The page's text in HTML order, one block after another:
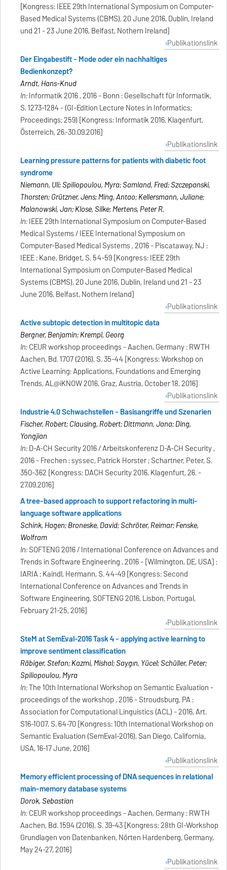
[Kongress: IEEE 29th International Symposium on Computer-
Based Medical Systems (CBMS), 20 June 2016, Dublin, Ireland
und 21 - 23 June 2016, Belfast, Nothern Ireland]
Publikationslink
Der Eingabestift - Mode oder ein nachhaltiges
Bedienkonzept?
Arndt, Hans-Knud
In:Informatik 2016 , 2016 - Bonn : Gesellschaft für Informatik,
S. 1273-1284 - (GI-Edition Lecture Notes in Informatics;
Proceedings; 259) [Kongress: Informatik 2016, Klagenfurt,
Österreich, 26.-30.09.2016]
Publikationslink
Learning pressure patterns for patients with diabetic foot
syndrome
Niemann, Uli; Spiliopoulou, Myra; Samland, Fred; Szczepanski,
Thorsten; Grützner, Jens; Ming, Antao; Kellersmann, Juliane;
Malanowski, Jan; Klose, Silke; Mertens, Peter R.
In:IEEE 29th International Symposium on Computer-Based
Medical Systems / IEEE International Symposium on
Computer-Based Medical Systems , 2016 - Piscataway, NJ :
IEEE ; Kane, Bridget, S. 54-59 [Kongress: IEEE 29th
International Symposium on Computer-Based Medical
Systems (CBMS), 20 June 2016, Dublin, Ireland und 21 - 23
June 2016, Belfast, Nothern Ireland]
Publikationslink
Active subtopic detection in multitopic data
Bergner, Benjamin; Krempl, Georg
In:CEUR workshop proceedings - Aachen, Germany : RWTH
Aachen, Bd. 1707 (2016), S. 35-44 [Kongress: Workshop on
Active Learning: Applications, Foundations and Emerging
Trends, AL@iKNOW 2016, Graz, Austria, October 18, 2016]
Publikationslink
Industrie 4.0 Schwachstellen - Basisangriffe und Szenarien
Fischer, Robert; Clausing, Robert; Dittmann, Jana; Ding,
Yongjian
In:D-A-CH Security 2016 / Arbeitskonferenz D-A-CH Security ,
2016 - Frechen : syssec, Patrick Horster ; Schartner, Peter, S.
350-362 [Kongress: DACH Security 2016, Klagenfurt, 26. -
27.09.2016]
A tree-based approach to support refactoring in multi-
language software applications
Schink, Hagen; Broneske, David; Schröter, Reimar; Fenske,
Wolfram
In:SOFTENG 2016 / International Conference on Advances and
Trends in Software Engineering , 2016 - [Wilmington, DE, USA] :
IARIA ; Kaindl, Hermann, S. 44-49 [Kongress: Second
International Conference on Advances and Trends in
Software Engineering, SOFTENG 2016, Lisbon, Portugal,
February 21-25, 2016]
Publikationslink
SteM at SemEval-2016 Task 4 - applying active learning to
improve sentiment classification
Räbiger, Stefan; Kazmi, Mishal; Saygın, Yücel; Schüller, Peter;
Spiliopoulou, Myra
In:The 10th International Workshop on Semantic Evaluation -
proceedings of the workshop , 2016 - Stroudsburg, PA :
Association for Computational Linguistics (ACL) - 2016, Art.
S16-1007, S. 64-70 [Kongress: 10th International Workshop on
Semantic Evaluation (SemEval-2016), San Diego, California,
USA, 16-17 June, 2016]
Publikationslink
Memory efficient processing of DNA sequences in relational
main-memory database systems
Dorok, Sebastian
In:CEUR workshop proceedings - Aachen, Germany : RWTH
Aachen, Bd. 1594 (2016), S. 39-43 [Kongress: 28th GI-Workshop
Grundlagen von Datenbanken, Nörten Hardenberg, Germany,
May 24-27, 2016]
Publikationslink